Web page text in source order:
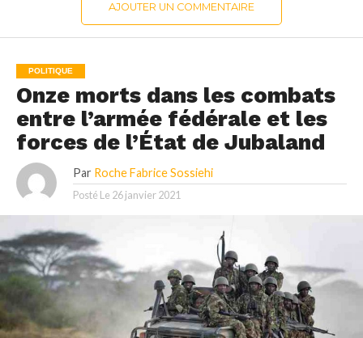
AJOUTER UN COMMENTAIRE
POLITIQUE
Onze morts dans les combats
entre l’armée fédérale et les
forces de l’État de Jubaland
Par Roche Fabrice Sossiehi
Posté Le 26 janvier 2021